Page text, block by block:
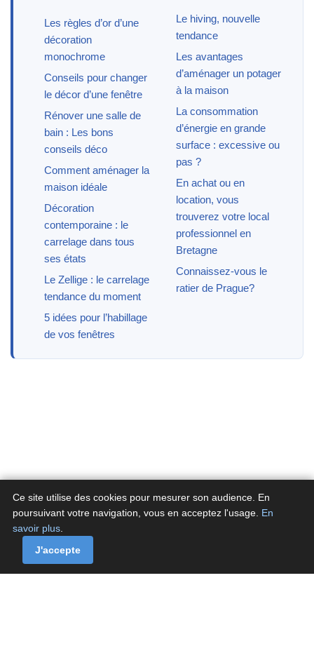
Les règles d’or d’une
décoration
monochrome
Conseils pour changer
le décor d’une fenêtre
Rénover une salle de
bain : Les bons
conseils déco
Comment aménager la
maison idéale
Décoration
contemporaine : le
carrelage dans tous
ses états
Le Zellige : le carrelage
tendance du moment
5 idées pour l’habillage
de vos fenêtres
Le hiving, nouvelle
tendance
Les avantages
d’aménager un potager
à la maison
La consommation
d’énergie en grande
surface : excessive ou
pas ?
En achat ou en
location, vous
trouverez votre local
professionnel en
Bretagne
Connaissez-vous le
ratier de Prague?
A propos
Politique de cookies de Fluxenet.fr
Ce site utilise des cookies pour mesurer son audience. En
poursuivant votre navigation, vous en acceptez l'usage. En
savoir plus
J'accepte